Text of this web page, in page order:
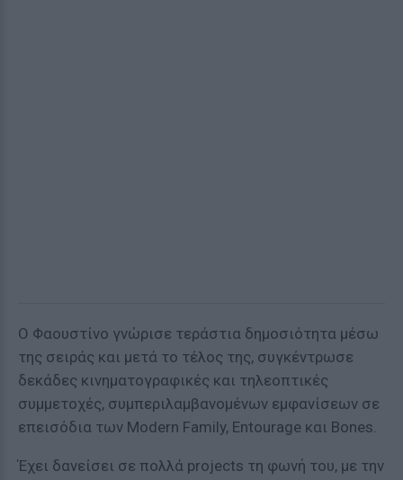
Ο Φαουστίνο γνώρισε τεράστια δημοσιότητα μέσω
της σειράς και μετά το τέλος της, συγκέντρωσε
δεκάδες κινηματογραφικές και τηλεοπτικές
συμμετοχές, συμπεριλαμβανομένων εμφανίσεων σε
επεισόδια των Modern Family, Entourage και Bones.
Έχει δανείσει σε πολλά projects τη φωνή του, με την